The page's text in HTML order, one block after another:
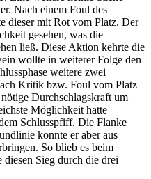
Nach einem Foul des
dieser mit Rot vom Platz. Der
gesehen, was die
ließ. Diese Aktion kehrte die
wollte in weiterer Folge den
weitere zwei
Kritik bzw. Foul vom Platz
Durchschlagskraft um
Möglichkeit hatte
Schlusspfiff. Die Flanke
konnte er aber aus
So blieb es beim
Sieg durch die drei